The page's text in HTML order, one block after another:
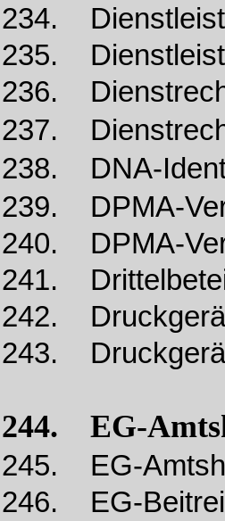
234.
235.
236.
237.
238. DNA-
239. DPMA-
240. DPMA-
241.
242.
243.
244. EG-
245. EG-
246. EG-